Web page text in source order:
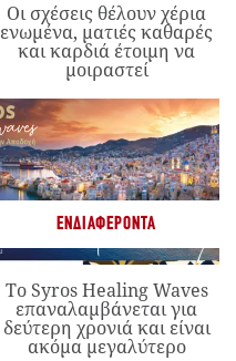
Οι σχέσεις θέλουν χέρια
ενωμένα, ματιές καθαρές
και καρδιά έτοιμη να
μοιραστεί
ΕΝΔΙΑΦΈΡΟΝΤΑ
Το Syros Healing Waves
επαναλαμβάνεται για
δεύτερη χρονιά και είναι
ακόμα μεγαλύτερο